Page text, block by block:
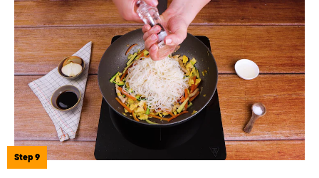
Step 9